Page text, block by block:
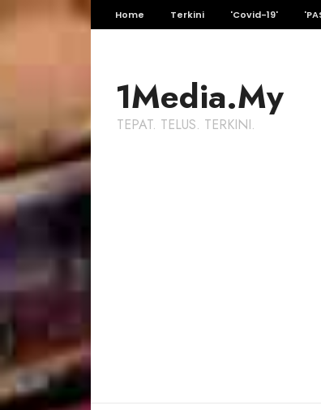
Home Terkini 'Covid-19'
1Media.My
TEPAT. TELUS. TERKINI.